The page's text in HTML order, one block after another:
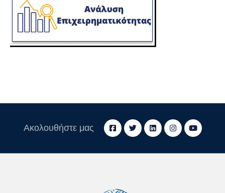
Ακολουθήστε μας